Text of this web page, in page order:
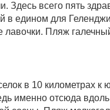
Здесь всего пять
в едином для
лавочки. Пляж
в 10 километрах к
именно отсюда